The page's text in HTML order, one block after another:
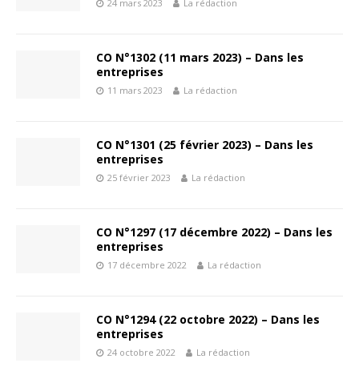
24 mars 2023 La rédaction
CO N°1302 (11 mars 2023) – Dans les
entreprises
11 mars 2023 La rédaction
CO N°1301 (25 février 2023) – Dans les
entreprises
25 février 2023 La rédaction
CO N°1297 (17 décembre 2022) – Dans les
entreprises
17 décembre 2022 La rédaction
CO N°1294 (22 octobre 2022) – Dans les
entreprises
24 octobre 2022 La rédaction